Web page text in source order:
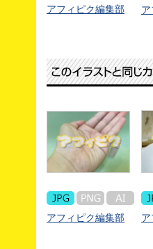
アフィピク編集部
アフィピク編集部